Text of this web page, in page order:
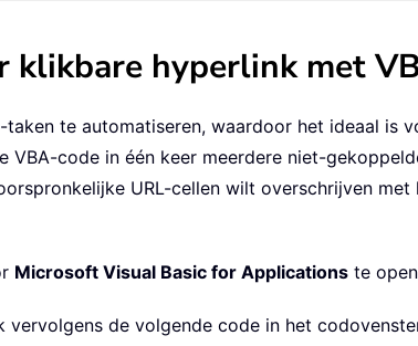
klikbare hyperlink met
te automatiseren, waardoor het ideaal is
VBA-code in één keer meerdere niet-
URL-cellen wilt overschrijven
Microsoft Visual Basic for Applications te
vervolgens de volgende code in het